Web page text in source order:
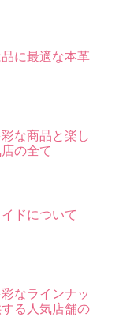
に最適な本革
な商品と楽し
の全て
ドについて
なラインナッ
る人気店舗の